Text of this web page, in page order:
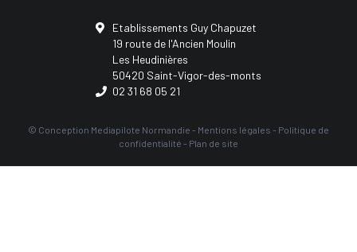
Etablissements Guy Chapuzet
19 route de l'Ancien Moulin
Les Heudinières
50420 Saint-Vigor-des-monts
02 31 68 05 21
© Conception Mediapilote Normandie - Mentions légales - Politique de
confidentialité - Plan de site